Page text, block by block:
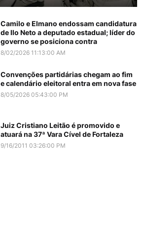
Camilo e Elmano endossam candidatura
de Ilo Neto a deputado estadual; líder do
governo se posiciona contra
8/02/2026 11:13:00 AM
Convenções partidárias chegam ao fim
e calendário eleitoral entra em nova fase
8/05/2026 05:43:00 PM
Juiz Cristiano Leitão é promovido e
atuará na 37ª Vara Cível de Fortaleza
9/16/2011 03:26:00 PM